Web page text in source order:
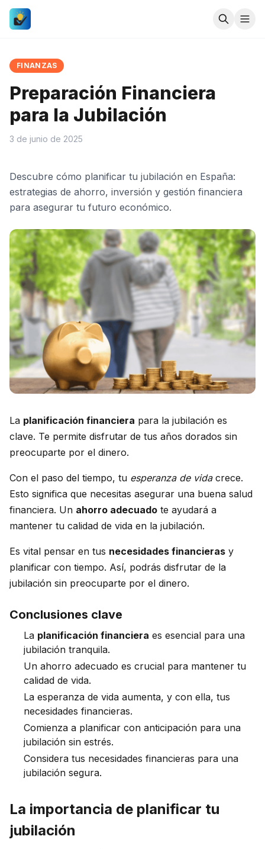
FINANZAS
Preparación Financiera
para la Jubilación
3 de junio de 2025
Descubre cómo planificar tu jubilación en España:
estrategias de ahorro, inversión y gestión financiera
para asegurar tu futuro económico.
La planificación financiera para la jubilación es
clave. Te permite disfrutar de tus años dorados sin
preocuparte por el dinero.
Con el paso del tiempo, tu esperanza de vidacrece.
Esto significa que necesitas asegurar una buena salud
financiera. Un ahorro adecuado te ayudará a
mantener tu calidad de vida en la jubilación.
Es vital pensar en tus necesidades financieras y
planificar con tiempo. Así, podrás disfrutar de la
jubilación sin preocuparte por el dinero.
Conclusiones clave
La planificación financiera es esencial para una
jubilación tranquila.
Un ahorro adecuado es crucial para mantener tu
calidad de vida.
La esperanza de vida aumenta, y con ella, tus
necesidades financieras.
Comienza a planificar con anticipación para una
jubilación sin estrés.
Considera tus necesidades financieras para una
jubilación segura.
La importancia de planificar tu
jubilación